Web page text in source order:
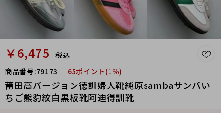
￥6,475
税込
商品番号:79173 65ポイント(1％)
莆田高バージョン徳訓婦人靴純原sambaサンバい
ちご熊豹紋白黒板靴阿迪得訓靴